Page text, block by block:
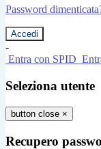
Password
-
Entra con SPID
Seleziona utente
button close ×
Recupero